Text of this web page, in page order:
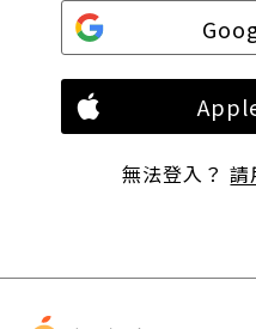
無法登入？請